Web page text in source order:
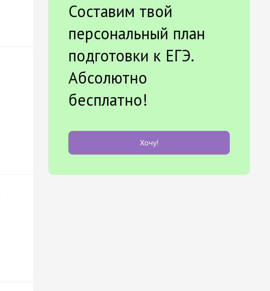
Составим твой
персональный план
подготовки к ЕГЭ.
Абсолютно
бесплатно!
Хочу!